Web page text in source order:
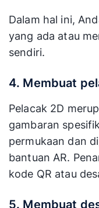
Dalam hal ini,
yang ada atau
sendiri.
4. Membuat
Pelacak 2D
gambaran
permukaan dan
bantuan AR.
kode QR atau
5. Membuat